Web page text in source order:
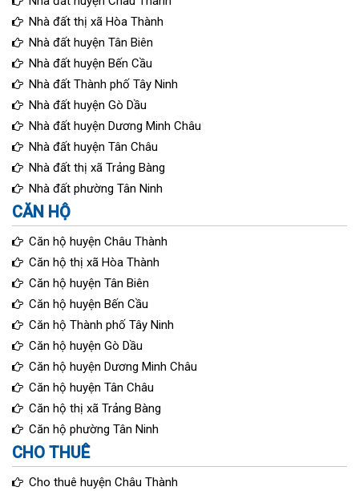
Nhà đất thị xã Hòa Thành
Nhà đất huyện Tân Biên
Nhà đất huyện Bến Cầu
Nhà đất Thành phố Tây Ninh
Nhà đất huyện Gò Dầu
Nhà đất huyện Dương Minh Châu
Nhà đất huyện Tân Châu
Nhà đất thị xã Trảng Bàng
Nhà đất phường Tân Ninh
CĂN HỘ
Căn hộ huyện Châu Thành
Căn hộ thị xã Hòa Thành
Căn hộ huyện Tân Biên
Căn hộ huyện Bến Cầu
Căn hộ Thành phố Tây Ninh
Căn hộ huyện Gò Dầu
Căn hộ huyện Dương Minh Châu
Căn hộ huyện Tân Châu
Căn hộ thị xã Trảng Bàng
Căn hộ phường Tân Ninh
CHO THUÊ
Cho thuê huyện Châu Thành